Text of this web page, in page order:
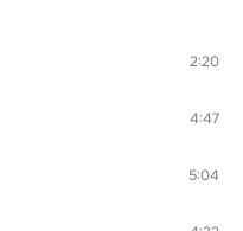
2:20
4:47
5:04